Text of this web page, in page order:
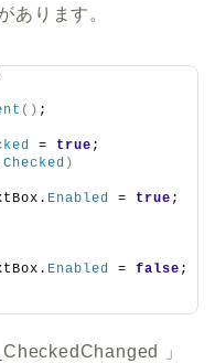
あります。
() ;
= true ;
Checked )
Enabled = true ;
Enabled = false ;
」